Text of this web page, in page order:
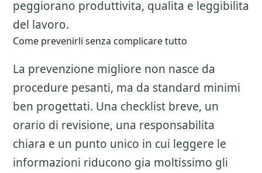
peggiorano produttivita, qualita e leggibilita
del lavoro.
Come prevenirli senza complicare tutto
La prevenzione migliore non nasce da
procedure pesanti, ma da standard minimi
ben progettati. Una checklist breve, un
orario di revisione, una responsabilita
chiara e un punto unico in cui leggere le
informazioni riducono gia moltissimo gli